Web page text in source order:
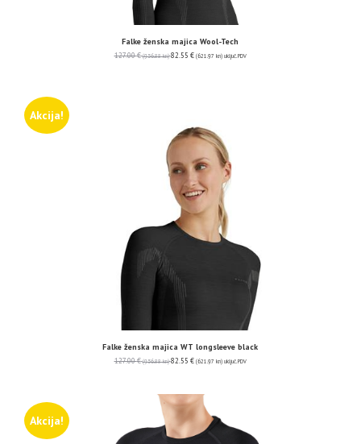
Falke ženska majica Wool-Tech
127.00€ (956.88 kn) 82.55 € (621.97 kn) uključ. PDV
Akcija!
Falke ženska majica WT longsleeve black
127.00€ (956.88 kn) 82.55 € (621.97 kn) uključ. PDV
Akcija!